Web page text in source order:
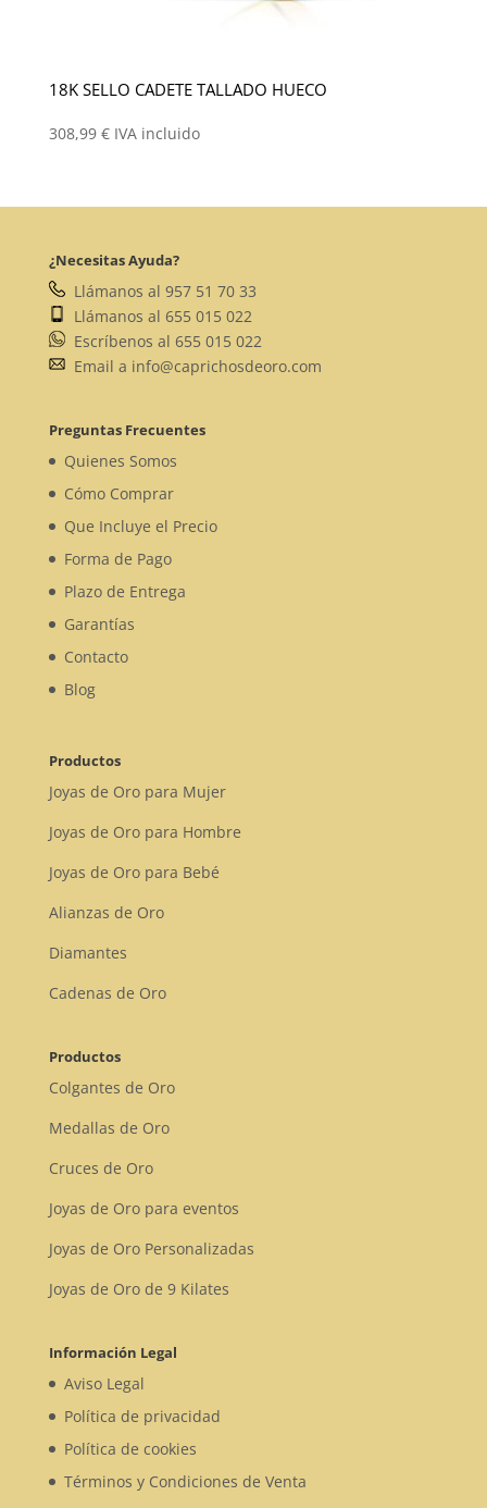
18K SELLO CADETE TALLADO HUECO
308,99 € IVA incluido
¿Necesitas Ayuda?
Llámanos al 957 51 70 33
Llámanos al 655 015 022
Escríbenos al 655 015 022
Email a info@caprichosdeoro.com
Preguntas Frecuentes
Quienes Somos
Cómo Comprar
Que Incluye el Precio
Forma de Pago
Plazo de Entrega
Garantías
Contacto
Blog
Productos
Joyas de Oro para Mujer
Joyas de Oro para Hombre
Joyas de Oro para Bebé
Alianzas de Oro
Diamantes
Cadenas de Oro
Productos
Colgantes de Oro
Medallas de Oro
Cruces de Oro
Joyas de Oro para eventos
Joyas de Oro Personalizadas
Joyas de Oro de 9 Kilates
Información Legal
Aviso Legal
Política de privacidad
Política de cookies
Términos y Condiciones de Venta